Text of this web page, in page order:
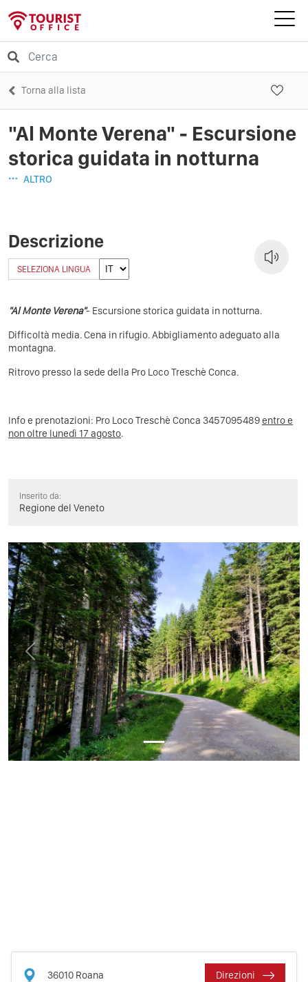
Torna alla lista
"Al Monte Verena" - Escursione
storica guidata in notturna
ALTRO
Descrizione
SELEZIONA LINGUA
"Al Monte Verena"- Escursione storica guidata in notturna.
Difficoltà media. Cena in rifugio. Abbigliamento adeguato alla
montagna.
Ritrovo presso la sede della Pro Loco Treschè Conca.
Info e prenotazioni: Pro Loco Treschè Conca 3457095489entro e
non oltre lunedì 17 agosto.
Inserito da:
Regione del Veneto
Previous Next
36010 Roana Direzioni